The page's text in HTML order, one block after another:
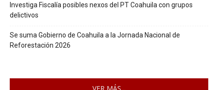
Investiga Fiscalía posibles nexos del PT Coahuila con grupos
delictivos
Se suma Gobierno de Coahuila a la Jornada Nacional de
Reforestación 2026